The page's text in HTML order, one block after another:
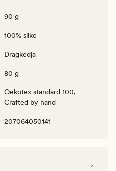
90 g
100% silke
Dragkedja
80 g
Oekotex standard 100,
Crafted by hand
207064050141